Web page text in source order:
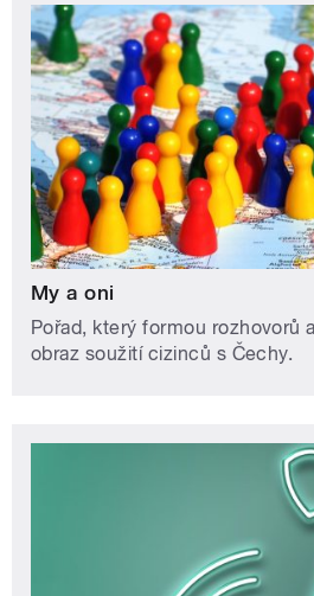
My a oni
Pořad, který formou rozhovorů
obraz soužití cizinců s Čechy.